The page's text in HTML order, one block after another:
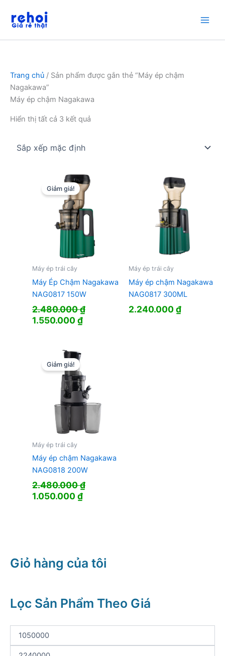
dung
Trang chủ / Sản phẩm được gắn thẻ “Máy ép chậm
Nagakawa”
Máy ép chậm Nagakawa
Hiển thị tất cả 3 kết quả
Giảm giá!
Máy ép trái cây
Máy Ép Chậm Nagakawa
NAG0817 150W
2.480.000₫
Giá
2.480.000 ₫.
1.550.000₫Giá
Máy ép trái cây
Máy ép chậm Nagakawa
NAG0817 300ML
2.240.000₫
Giảm giá!
Máy ép trái cây
Máy ép chậm Nagakawa
NAG0818 200W
2.480.000₫
Giá
1.050.000₫Giá
Giỏ hàng của tôi
Lọc Sản Phẩm Theo Giá